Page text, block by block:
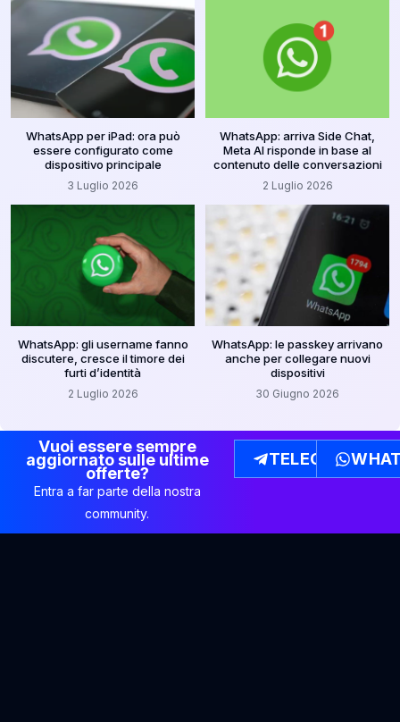
WhatsApp per iPad: ora può
essere configurato come
dispositivo principale
3 Luglio 2026
WhatsApp: arriva Side Chat,
Meta AI risponde in base al
contenuto delle conversazioni
2 Luglio 2026
WhatsApp: gli username fanno
discutere, cresce il timore dei
furti d’identità
2 Luglio 2026
WhatsApp: le passkey arrivano
anche per collegare nuovi
dispositivi
30 Giugno 2026
Vuoi essere sempre
aggiornato sulle ultime
offerte?
Entra a far parte della nostra
community.
TELEGRAM